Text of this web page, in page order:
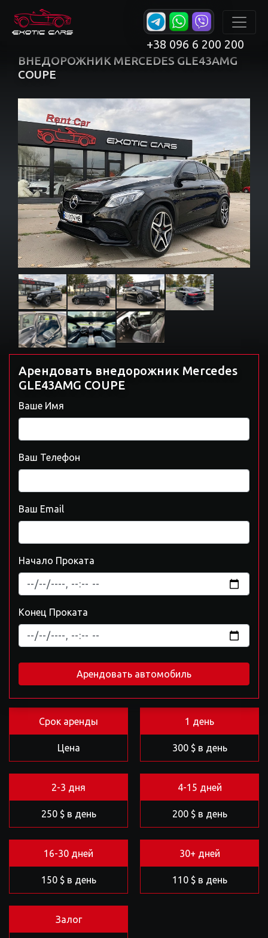
+38 096 6 200 200
ВНЕДОРОЖНИК MERCEDES GLE43AMG
COUPE
Арендовать внедорожник Mercedes
GLE43AMG COUPE
Ваше Имя
Ваш Телефон
Ваш Email
Начало Проката
Конец Проката
Арендовать автомобиль
Срок аренды
Цена
1 день
300 $ в день
2-3 дня
250 $ в день
4-15 дней
200 $ в день
16-30 дней
150 $ в день
30+ дней
110 $ в день
Залог